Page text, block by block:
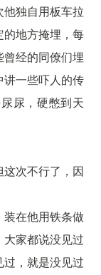
独自用板车拉
地方掩埋，每
经的同僚们埋
一些吓人的传
尿，硬憋到天
次不行了，因
在他用铁条做
家都说没见过
，就是没见过